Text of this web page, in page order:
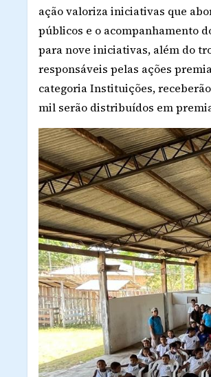
ação valoriza iniciativas que
públicos e o acompanhamento
para nove iniciativas, além do
responsáveis pelas ações
categoria Instituições,
mil serão distribuídos em